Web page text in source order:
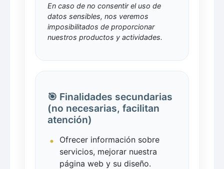
En caso de no consentir el uso de
datos sensibles, nos veremos
imposibilitados de proporcionar
nuestros productos y actividades.
🎯 Finalidades secundarias
(no necesarias, facilitan
atención)
Ofrecer información sobre
servicios, mejorar nuestra
página web y su diseño.